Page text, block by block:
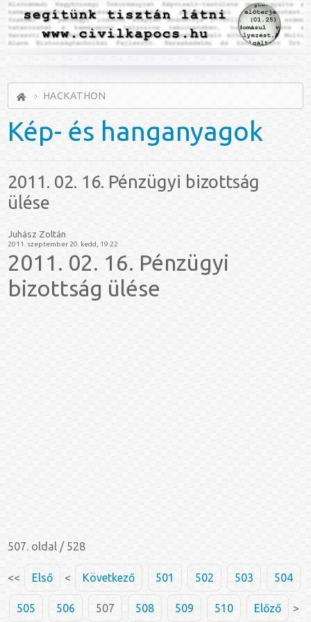
HACKATHON
Kép- és hanganyagok
2011. 02. 16. Pénzügyi bizottság
ülése
Juhász Zoltán
2011. szeptember 20. kedd, 19:22
2011. 02. 16. Pénzügyi
bizottság ülése
507. oldal / 528
<< Első < Következő 501 502 503 504
505 506 507 508 509 510 Előző >